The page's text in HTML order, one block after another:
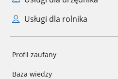
Usługi dla rolnika
Profil zaufany
Baza wiedzy